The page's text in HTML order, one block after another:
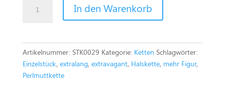
Menge
In den Warenkorb
Artikelnummer: STK0029 Kategorie: Ketten Schlagwörter:
Einzelstück, extralang, extravagant, Halskette, mehr Figur,
Perlmuttkette